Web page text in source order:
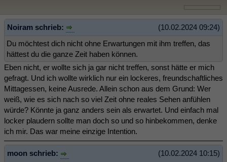
(10.02.2024 09:24)
Noiram schrieb:
Du möchtest dich nicht ohne Erwartungen mit ihm treffen, das
hättest du die ganze Zeit haben können.
Eben nicht, er wollte sich ja gar nicht treffen, sonst hätte er mich
gefragt. Und ich wollte wirklich nur ein lockeres, freundschaftliches
Mittagessen, keine Ausrede. Allein schon aus dem Grund: Wer
weiß, wie es sich nach so viel Zeit ohne reales Sehen anfühlen
würde? Könnte ja ganz anders sein als erwartet. Und einfach mal
locker plaudern sollte man doch so und so hinbekommen, denke
ich mir. Das war meine einzige Intention.
(10.02.2024 10:15)
moon schrieb: